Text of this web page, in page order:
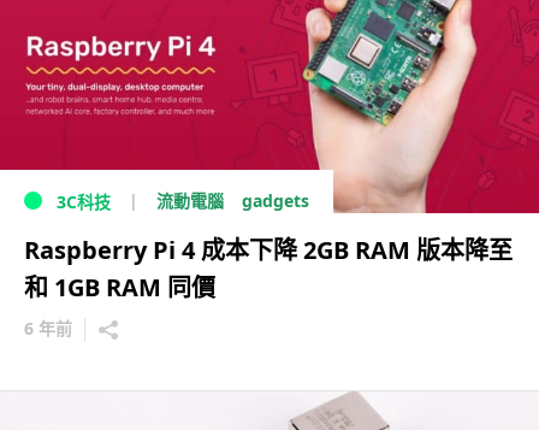
3C科技 流動電腦 gadgets
Raspberry Pi 4 成本下降 2GB RAM 版本降至
和 1GB RAM 同價
6 年前